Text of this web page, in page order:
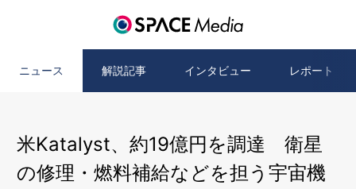
ニュース 解説記事 インタビュー レポート
米Katalyst、約19億円を調達 衛星
の修理・燃料補給などを担う宇宙機